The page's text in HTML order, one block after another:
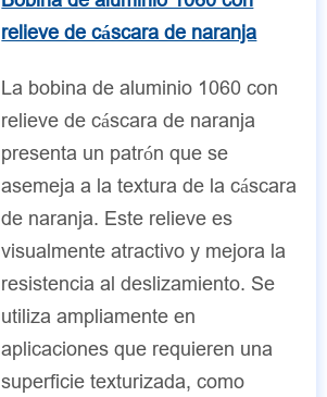
relieve de cáscara de naranja
La bobina de aluminio 1060 con
relieve de cáscara de naranja
presenta un patrón que se
asemeja a la textura de la cáscara
de naranja. Este relieve es
visualmente atractivo y mejora la
resistencia al deslizamiento. Se
utiliza ampliamente en
aplicaciones que requieren una
superficie texturizada, como